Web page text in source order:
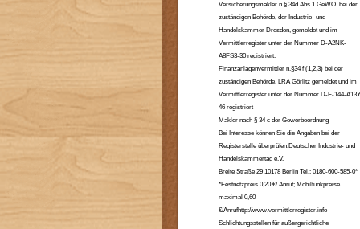
Versicherungsmakler n.§ 34d Abs.1 GeWO bei der
zuständigen Behörde, der Industrie- und
Handelskammer Dresden, gemeldet und im
Vermittlerregister unter der Nummer D-A2NK-
A8FS3-30 registriert.
Finanzanlagenvermittler n.§34 f (1,2,3) bei der
zuständigen Behörde, LRA Görlitz gemeldet und im
Vermittlerregister unter der Nummer D-F-144-
46 registriert
Makler nach § 34 c der Gewerbeordnung
Bei Interesse können Sie die Angaben bei der
Registerstelle überprüfen:Deutscher Industrie- und
Handelskammertag e.V.
Breite Straße 29 10178 Berlin Tel.: 0180-600-585-0*
*Festnetzpreis 0,20 €/ Anruf; Mobilfunkpreise
maximal 0,60
€/Anrufhttp://www.vermittlerregister.info
Schlichtungsstellen für außergerichtliche